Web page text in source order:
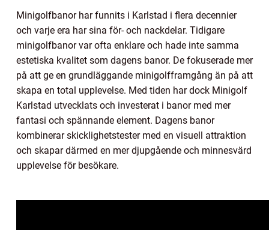
Minigolfbanor har funnits i Karlstad i flera decennier
och varje era har sina för- och nackdelar. Tidigare
minigolfbanor var ofta enklare och hade inte samma
estetiska kvalitet som dagens banor. De fokuserade mer
på att ge en grundläggande minigolfframgång än på att
skapa en total upplevelse. Med tiden har dock Minigolf
Karlstad utvecklats och investerat i banor med mer
fantasi och spännande element. Dagens banor
kombinerar skicklighetstester med en visuell attraktion
och skapar därmed en mer djupgående och minnesvärd
upplevelse för besökare.